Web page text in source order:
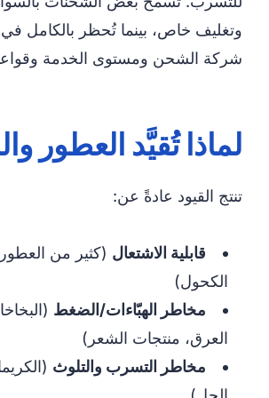
وتغليف خاص، بينما تُحظر بالكامل
شركة الشحن ومستوى الخدمة
لماذا تُقيَّد العطور
تنتج القيود عادةً عن:
قابلية الاشتعال (كثير من
الكحول)
مخاطر الهبّاءات/الضغط
العرق، منتجات الشعر)
مخاطر التسرب والتلوث